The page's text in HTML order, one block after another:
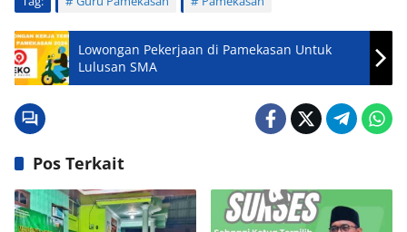
Lowongan Pekerjaan di Pamekasan Untuk
Lulusan SMA
Pos Terkait